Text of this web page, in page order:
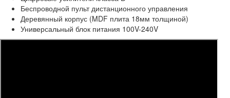
Беспроводной пульт дистанционного управления
Деревянный корпус (MDF плита 18мм толщиной)
Универсальный блок питания 100V-240V